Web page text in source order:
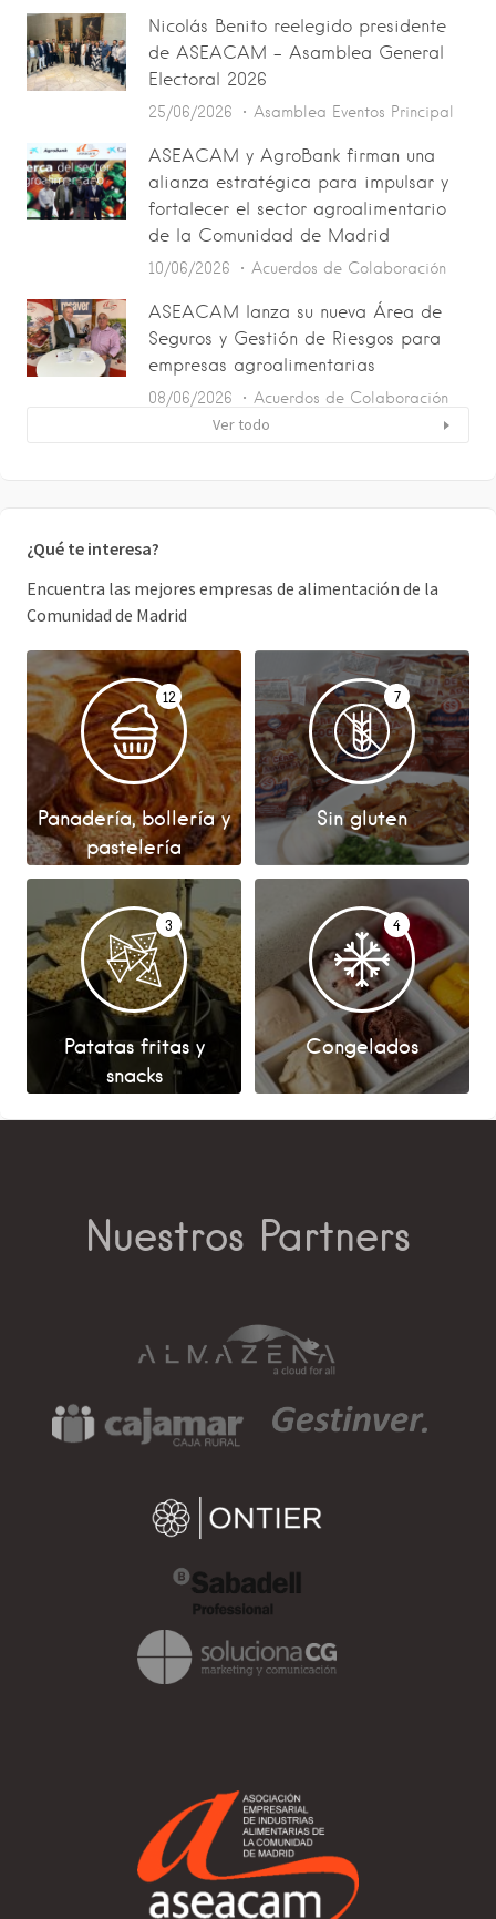
Nicolás Benito reelegido presidente
de ASEACAM – Asamblea General
Electoral 2026
25/06/2026 Asamblea Eventos Principal
ASEACAM y AgroBank firman una
alianza estratégica para impulsar y
fortalecer el sector agroalimentario
de la Comunidad de Madrid
10/06/2026 Acuerdos de Colaboración
ASEACAM lanza su nueva Área de
Seguros y Gestión de Riesgos para
empresas agroalimentarias
08/06/2026 Acuerdos de Colaboración
Ver todo
¿Qué te interesa?
Encuentra las mejores empresas de alimentación de la
Comunidad de Madrid
12
Panadería, bollería y
pastelería
7
Sin gluten
3
Patatas fritas y
snacks
4
Congelados
Nuestros Partners